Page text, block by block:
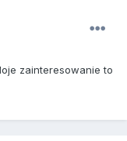
zainteresowanie to